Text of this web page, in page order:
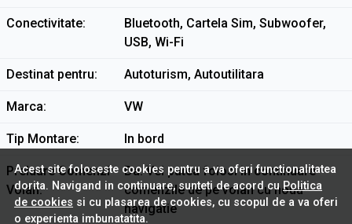
Conectivitate
Bluetooth, Cartela Sim, Subwoofer,
USB, Wi-Fi
Destinat pentru Autoturism, Autoutilitara
Marca VW
Tip Montare In bord
Preluare Comenzi
Volan
Da. Vei putea folosi in continuare
comenzile de pe volan cu noua
navigatie
Acest site foloseste cookies pentru a va oferi functionalitatea
dorita. Navigand in continuare, sunteti de acord cuPolitica
de cookies si cu plasarea de cookies, cu scopul de a va oferi
o experienta imbunatatita.